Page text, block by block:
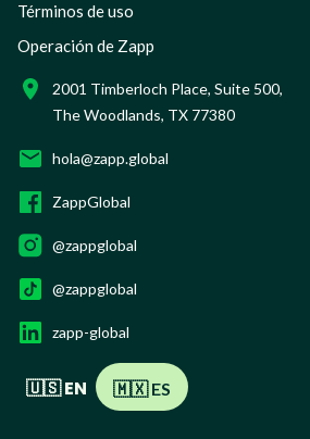
Términos de uso
Operación de Zapp
2001 Timberloch Place, Suite 500,
The Woodlands, TX 77380
hola@zapp.global
ZappGlobal
@zappglobal
@zappglobal
zapp-global
🇺🇸 EN 🇲🇽 ES